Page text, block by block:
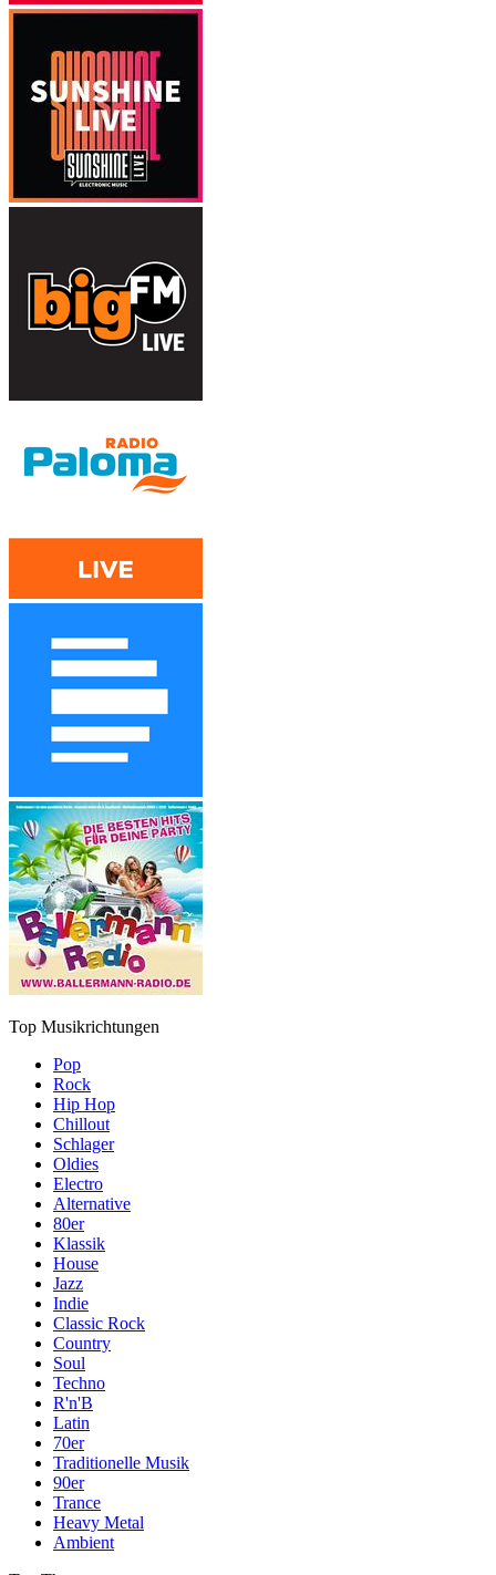
Top Musikrichtungen
Pop
Rock
Hip Hop
Chillout
Schlager
Oldies
Electro
Alternative
80er
Klassik
House
Jazz
Indie
Classic Rock
Country
Soul
Techno
R'n'B
Latin
70er
Traditionelle Musik
90er
Trance
Heavy Metal
Ambient